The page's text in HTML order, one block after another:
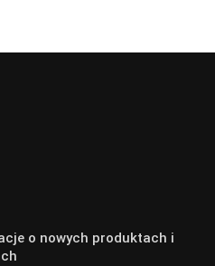
o nowych produktach i